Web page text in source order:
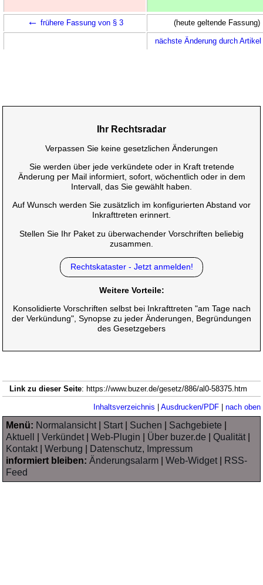
← frühere Fassung von § 3 (heute geltende Fassung)
nächste Änderung durch
Ihr Rechtsradar
Verpassen Sie keine gesetzlichen Änderungen
Sie werden über jede verkündete oder in Kraft tretende
Änderung per Mail informiert, sofort, wöchentlich oder in dem
Intervall, das Sie gewählt haben.
Auf Wunsch werden Sie zusätzlich im konfigurierten Abstand vor
Inkrafttreten erinnert.
Stellen Sie Ihr Paket zu überwachender Vorschriften beliebig
zusammen.
Rechtskataster - Jetzt anmelden!
Weitere Vorteile:
Konsolidierte Vorschriften selbst bei Inkrafttreten "am Tage nach
der Verkündung", Synopse zu jeder Änderungen, Begründungen
des Gesetzgebers
Link zu dieser Seite: https://www.buzer.de/gesetz/886/al0-58375.htm
Inhaltsverzeichnis Ausdrucken/PDF| nach oben
Menü: Normalansicht| Start| Suchen Sachgebiete
Aktuell
|Verkündet|Web-Plugin Über buzer.de |Qualität|
Kontakt|Werbung
Datenschutz, Impressum
informiert bleiben: Änderungsalarm |Web-Widget|
RSS-
Feed